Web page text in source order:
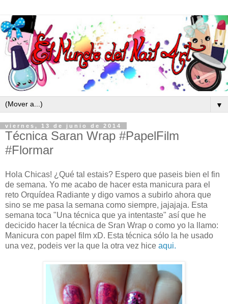
▼
viernes, 13 de junio de 2014
Técnica Saran Wrap #PapelFilm
#Flormar
Hola Chicas! ¿Qué tal estais? Espero que paseis bien el fin
de semana. Yo me acabo de hacer esta manicura para el
reto Orquídea Radiante y digo vamos a subirlo ahora que
sino se me pasa la semana como siempre, jajajaja. Esta
semana toca "Una técnica que ya intentaste" así que he
decicido hacer la técnica de Sran Wrap o como yo la llamo:
Manicura con papel film xD. Esta técnica sólo la he usado
una vez, podeis ver la que la otra vez hice aqui.